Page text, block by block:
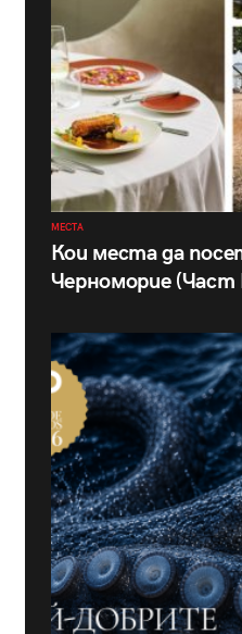
МЕСТА
Кои места да
Черноморие (Част